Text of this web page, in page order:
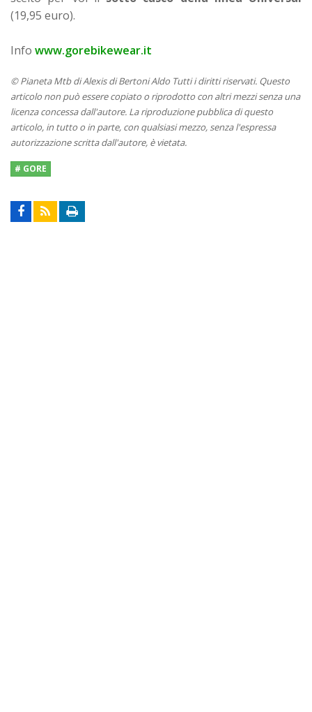
(19,95 euro).
Info www.gorebikewear.it
© Pianeta Mtb di Alexis di Bertoni Aldo Tutti i diritti riservati. Questo
articolo non può essere copiato o riprodotto con altri mezzi senza una
licenza concessa dall'autore. La riproduzione pubblica di questo
articolo, in tutto o in parte, con qualsiasi mezzo, senza l'espressa
autorizzazione scritta dall'autore, è vietata.
# GORE